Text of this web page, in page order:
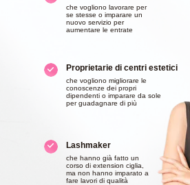
che vogliono lavorare per
se stesse o imparare un
nuovo servizio per
aumentare le entrate
Proprietarie di centri estetici
che vogliono migliorare le
conoscenze dei propri
dipendenti o imparare da sole
per guadagnare di più
Lashmaker
che hanno già fatto un
corso di extension ciglia,
ma non hanno imparato a
fare lavori di qualità